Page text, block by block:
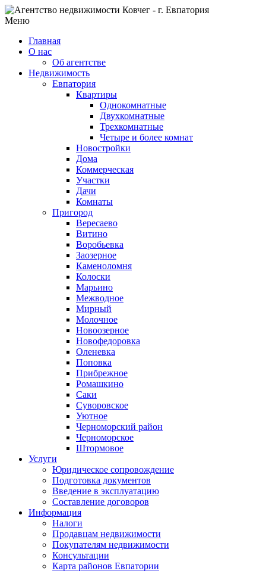
Меню
Главная
О нас
Об агентстве
Недвижимость
Евпатория
Квартиры
Однокомнатные
Двухкомнатные
Трехкомнатные
Четыре и более комнат
Новостройки
Дома
Коммерческая
Участки
Дачи
Комнаты
Пригород
Вересаево
Витино
Воробьевка
Заозерное
Каменоломня
Колоски
Марьино
Межводное
Мирный
Молочное
Новоозерное
Новофедоровка
Оленевка
Поповка
Прибрежное
Ромашкино
Саки
Суворовское
Уютное
Черноморский район
Черноморское
Штормовое
Услуги
Юридическое сопровождение
Подготовка документов
Введение в эксплуатацию
Составление договоров
Информация
Налоги
Продавцам недвижимости
Покупателям недвижимости
Консультации
Карта районов Евпатории